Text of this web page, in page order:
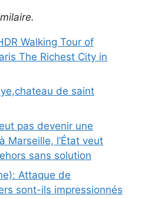
Walking Tour of
The Richest City in
de saint
pas devenir une
Marseille, l’État veut
sans solution
Attaque de
sont-ils impressionnés